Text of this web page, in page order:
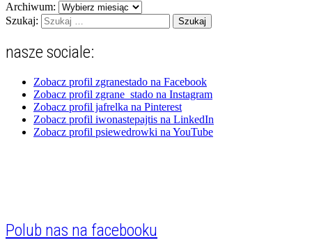
Archiwum:
Szukaj:
nasze sociale:
Zobacz profil zgranestado na Facebook
Zobacz profil zgrane_stado na Instagram
Zobacz profil jafrelka na Pinterest
Zobacz profil iwonastepajtis na LinkedIn
Zobacz profil psiewedrowki na YouTube
Polub nas na facebooku